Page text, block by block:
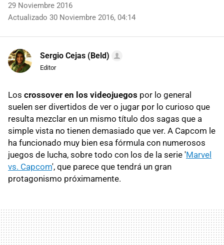
29 Noviembre 2016
Actualizado 30 Noviembre 2016, 04:14
Sergio Cejas (Beld)
Editor
Los crossover en los videojuegos por lo general
suelen ser divertidos de ver o jugar por lo curioso que
resulta mezclar en un mismo título dos sagas que a
simple vista no tienen demasiado que ver. A Capcom le
ha funcionado muy bien esa fórmula con numerosos
juegos de lucha, sobre todo con los de la serie 'Marvel
vs. Capcom', que parece que tendrá un gran
protagonismo próximamente.